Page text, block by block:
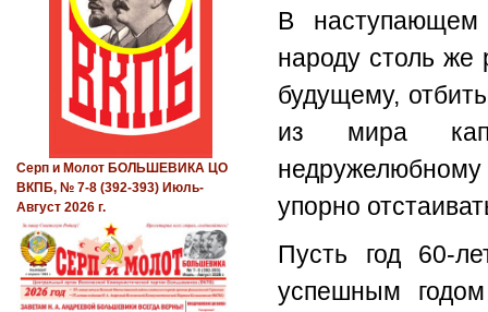
В наступающем
народу столь же
будущему,
из мира
упорно
Пусть год 60-
успешным
Серп и Молот БОЛЬШЕВИКА ЦО
ВКПБ, № 7-8 (392-393) Июль-
Август 2026 г.